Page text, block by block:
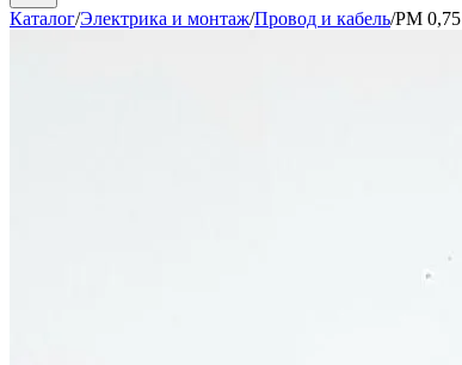
Каталог/Электрика и монтаж/Провод и кабель/PM 0,75